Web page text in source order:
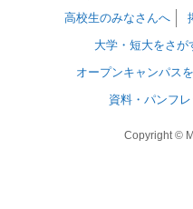
高校生のみなさんへ
大学・短大をさが
オープンキャンパス
資料・パンフ
Copyright ©